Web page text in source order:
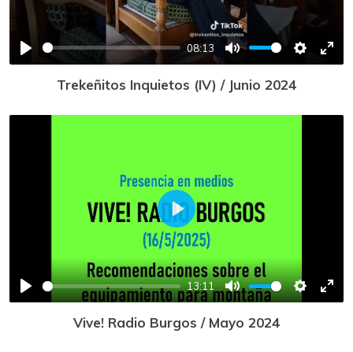
Play
08:13
Mute Settings
Trekeñitos Inquietos (IV) / Junio 2024
Play
13:11
Mute Settings
Play
Vive! Radio Burgos / Mayo 2024